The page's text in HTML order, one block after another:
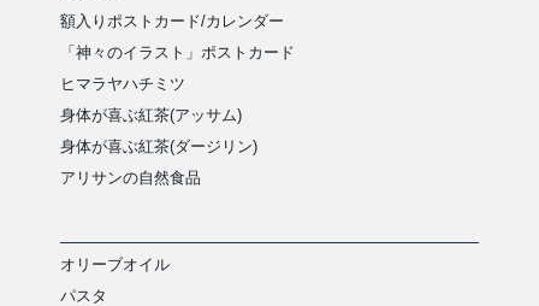
額入りポストカード/カレンダー
「神々のイラスト」ポストカード
ヒマラヤハチミツ
身体が喜ぶ紅茶(アッサム)
身体が喜ぶ紅茶(ダージリン)
アリサンの自然食品
オリーブオイル
パスタ